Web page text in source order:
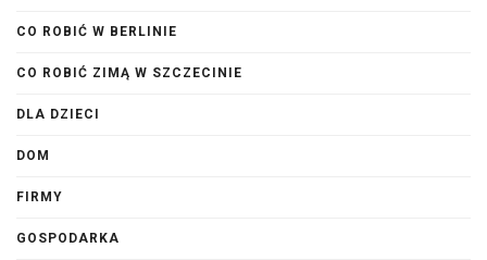
CO ROBIĆ W BERLINIE
CO ROBIĆ ZIMĄ W SZCZECINIE
DLA DZIECI
DOM
FIRMY
GOSPODARKA